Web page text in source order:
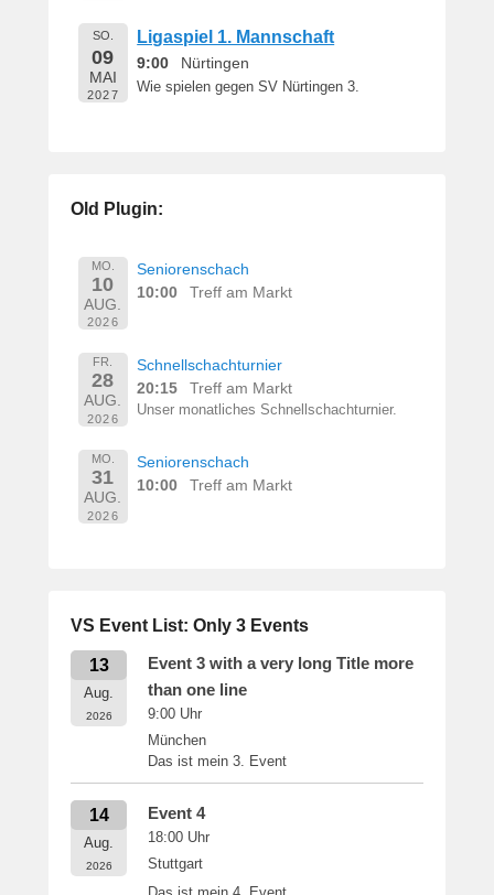
SO.
09
MAI
2027
Ligaspiel 1. Mannschaft
9:00 Nürtingen
Wie spielen gegen SV Nürtingen 3.
Old Plugin:
MO.
10
AUG.
2026
Seniorenschach
10:00
Treff am Markt
FR.
28
AUG.
2026
Schnellschachturnier
20:15
Treff am Markt
Unser monatliches Schnellschachturnier.
MO.
31
AUG.
2026
Seniorenschach
10:00
Treff am Markt
VS Event List: Only 3 Events
13
Aug.
2026
Event 3 with a very long Title more
than one line
9:00 Uhr
München
Das ist mein 3. Event
14
Aug.
2026
Event 4
18:00 Uhr
Stuttgart